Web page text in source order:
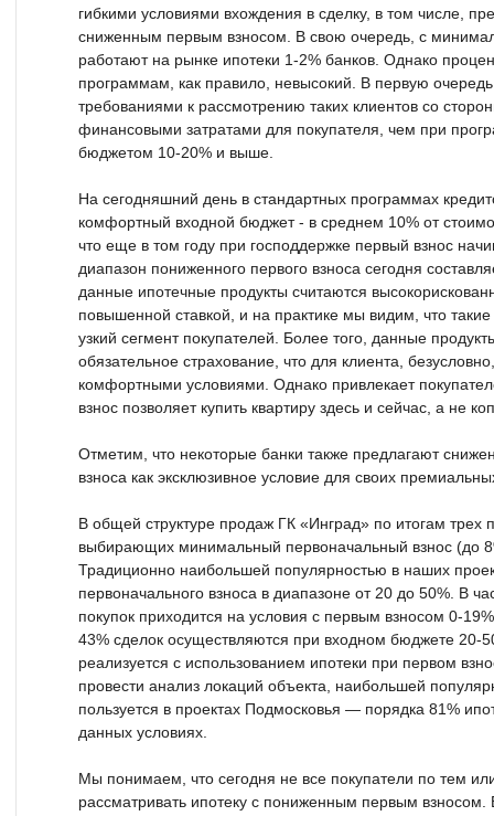
гибкими условиями вхождения в сделку, в том числе,
сниженным первым взносом. В свою очередь, с
работают на рынке ипотеки 1-2% банков. Однако
программам, как правило, невысокий. В первую
требованиями к рассмотрению таких клиентов со
финансовыми затратами для покупателя, чем при
бюджетом 10-20% и выше.
На сегодняшний день в стандартных программах
комфортный входной бюджет - в среднем 10% от
что еще в том году при господдержке первый взнос
диапазон пониженного первого взноса сегодня
данные ипотечные продукты считаются
повышенной ставкой, и на практике мы видим, что
узкий сегмент покупателей. Более того, данные
обязательное страхование, что для клиента,
комфортными условиями. Однако привлекает
взнос позволяет купить квартиру здесь и сейчас, а не
Отметим, что некоторые банки также предлагают
взноса как эксклюзивное условие для своих
В общей структуре продаж ГК «Инград» по итогам
выбирающих минимальный первоначальный взнос (до
Традиционно наибольшей популярностью в наших
первоначального взноса в диапазоне от 20 до 50%. В
покупок приходится на условия с первым взносом 0-
43% сделок осуществляются при входном бюджете 20-
реализуется с использованием ипотеки при первом
провести анализ локаций объекта, наибольшей
пользуется в проектах Подмосковья — порядка 81%
данных условиях.
Мы понимаем, что сегодня не все покупатели по тем
рассматривать ипотеку с пониженным первым взносом.